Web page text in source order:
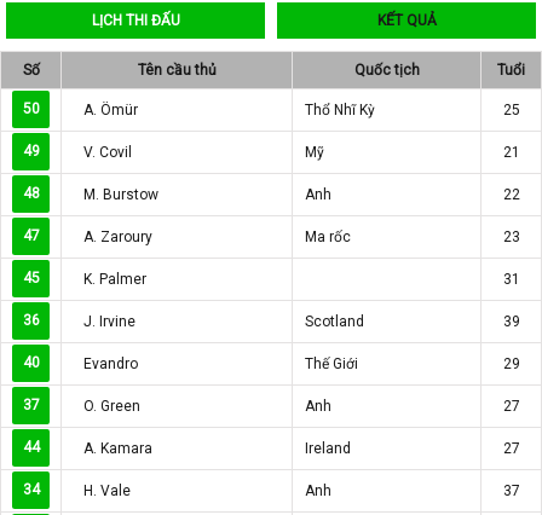
LỊCH THI ĐẤU KẾT QUẢ
Số Tên cầu thủ Quốc tịch Tuổi
50 A. Ömür Thổ Nhĩ Kỳ 25
49 V. Covil Mỹ 21
48 M. Burstow Anh 22
47 A. Zaroury Ma rốc 23
45 K. Palmer 31
36 J. Irvine Scotland 39
40 Evandro Thế Giới 29
37 O. Green Anh 27
44 A. Kamara Ireland 27
34 H. Vale Anh 37